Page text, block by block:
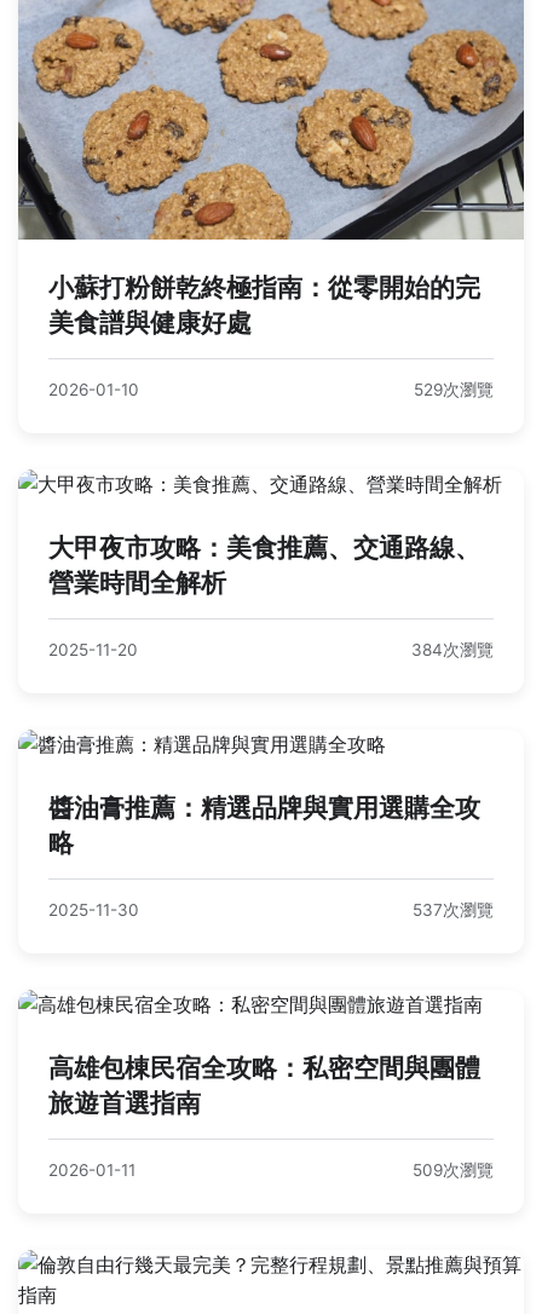
小蘇打粉餅乾終極指南：從零開始的完
美食譜與健康好處
2026-01-10 529次瀏覽
大甲夜市攻略：美食推薦、交通路線、
營業時間全解析
2025-11-20 384次瀏覽
醬油膏推薦：精選品牌與實用選購全攻
略
2025-11-30 537次瀏覽
高雄包棟民宿全攻略：私密空間與團體
旅遊首選指南
2026-01-11 509次瀏覽